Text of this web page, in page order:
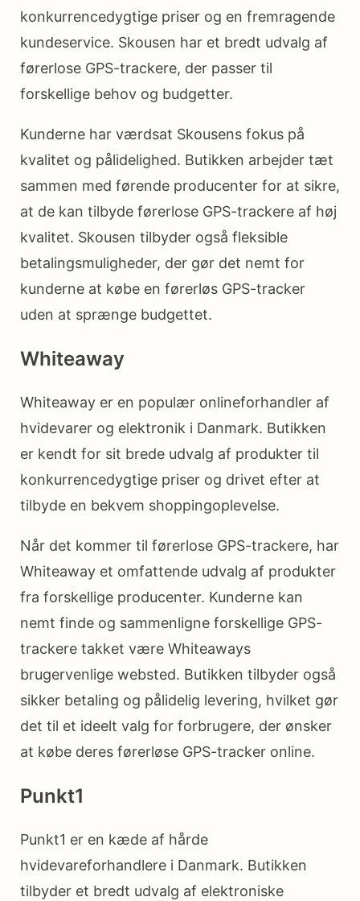
konkurrencedygtige priser og en fremragende
kundeservice. Skousen har et bredt udvalg af
førerlose GPS-trackere, der passer til
forskellige behov og budgetter.
Kunderne har værdsat Skousens fokus på
kvalitet og pålidelighed. Butikken arbejder tæt
sammen med førende producenter for at sikre,
at de kan tilbyde førerlose GPS-trackere af høj
kvalitet. Skousen tilbyder også fleksible
betalingsmuligheder, der gør det nemt for
kunderne at købe en førerløs GPS-tracker
uden at sprænge budgettet.
Whiteaway
Whiteaway er en populær onlineforhandler af
hvidevarer og elektronik i Danmark. Butikken
er kendt for sit brede udvalg af produkter til
konkurrencedygtige priser og drivet efter at
tilbyde en bekvem shoppingoplevelse.
Når det kommer til førerlose GPS-trackere, har
Whiteaway et omfattende udvalg af produkter
fra forskellige producenter. Kunderne kan
nemt finde og sammenligne forskellige GPS-
trackere takket være Whiteaways
brugervenlige websted. Butikken tilbyder også
sikker betaling og pålidelig levering, hvilket gør
det til et ideelt valg for forbrugere, der ønsker
at købe deres førerløse GPS-tracker online.
Punkt1
Punkt1 er en kæde af hårde
hvidevareforhandlere i Danmark. Butikken
tilbyder et bredt udvalg af elektroniske